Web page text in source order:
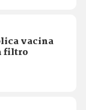
vacina
filtro